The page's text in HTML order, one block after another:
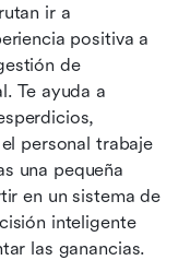
ir a
positiva a
de
Te ayuda a
personal trabaje
una pequeña
en un sistema de
inteligente
las ganancias.